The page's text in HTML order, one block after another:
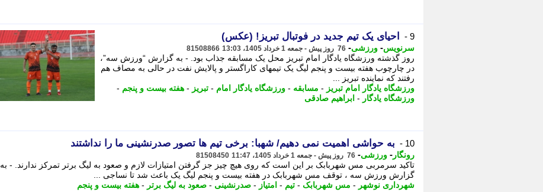
9 - احیای یک تیم جدید در فوتبال تبریز! (عکس)
سرنویس- ورزشی- 76 روز پیش - جمعه 1 خرداد 1405، 13:03 81508866
روز گذشته ورزشگاه یادگار امام تبریز محل یک مسابقه جذاب بود. - به گزارش “ورزش سه”،
در چارچوب هفته بیست و پنجم لیگ یک تیمهای کاراگستر و پالایش نفت در حالی به مصاف هم
رفتند که نماینده تبریز ...
ورزشگاه یادگار امام تبریز - مسابقه - ورزشگاه یادگار امام - تبریز - هفته بیست و پنجم -
ورزشگاه یادگار - ابراهیم صادقی
10 - به حواشی اهمیت نمی دهیم/ شهبا: برخی تیم ها تصور صدرنشینی ما را نداشتند
رونگار - ورزشی- 76 روز پیش - جمعه 1 خرداد 1405، 11:47 81508450
تاکید سرمربی مس شهربابک بر این است که روی هیچ چیز جز گرفتن امتیازات لازم و صعود به لیگ برتر تمرکز ندارند. - به
گزارش ورزش سه ، توقف مس شهربابک در هفته بیست و پنجم لیگ یک باعث شد تا نساجی ...
شهرداری نوشهر - مس شهربابک - تیم - امتیاز - صدرنشینی - صعود به لیگ برتر - هفته بیست و پنجم